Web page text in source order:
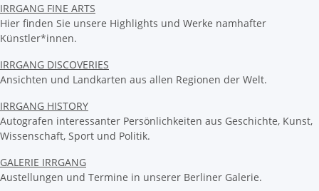
IRRGANG FINE ARTS
Hier finden Sie unsere Highlights und Werke namhafter
Künstler*innen.
IRRGANG DISCOVERIES
Ansichten und Landkarten aus allen Regionen der Welt.
IRRGANG HISTORY
Autografen interessanter Persönlichkeiten aus Geschichte, Kunst,
Wissenschaft, Sport und Politik.
GALERIE IRRGANG
Austellungen und Termine in unserer Berliner Galerie.